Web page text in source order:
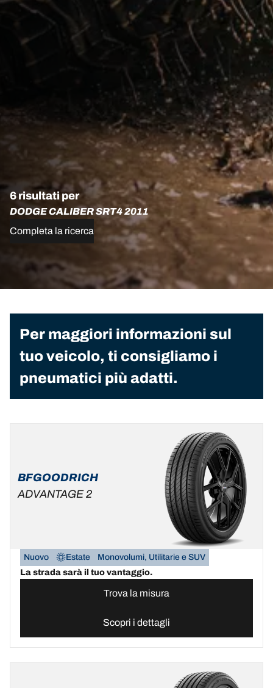
6 risultati per
DODGE CALIBER SRT4 2011
Completa la ricerca
Per maggiori informazioni sul
tuo veicolo, ti consigliamo i
pneumatici più adatti.
BFGOODRICH
ADVANTAGE 2
Nuovo Estate
Monovolumi, Utilitarie e SUV
La strada sarà il tuo vantaggio.
Trova la misura
Scopri i dettagli